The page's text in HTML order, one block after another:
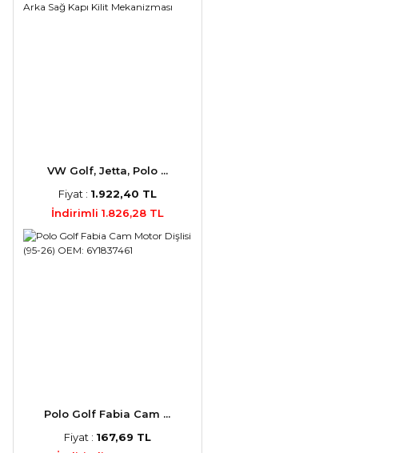
VW Golf, Jetta, Polo ...
Fiyat : 1.922,40 TL
İndirimli 1.826,28 TL
Polo Golf Fabia Cam ...
Fiyat : 167,69 TL